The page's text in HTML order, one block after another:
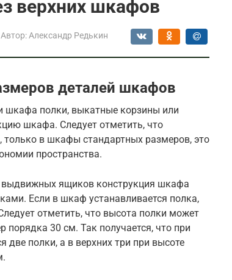
верхних шкафов
Автор: Александр Редькин
деталей шкафов
шкафа полки, выкатные корзины или
шкафа. Следует отметить, что
в шкафы стандартных размеров, это
пространства.
выдвижных ящиков конструкция шкафа
Если в шкаф устанавливается полка,
отметить, что высота полки может
30 см. Так получается, что при
две полки, а в верхних три при высоте